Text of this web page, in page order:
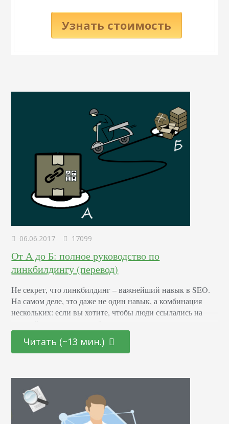
Узнать стоимость
06.06.2017 17099
От А до Б: полное руководство по
линкбилдингу (перевод)
Не секрет, что линкбилдинг – важнейший навык в SEO.
На самом деле, это даже не один навык, а комбинация
нескольких: если вы хотите, чтобы люди ссылались на
программировании, психологии, а главное, маркетинге. В
итоге: если вы хотите привлечь больше трафика из
Читать (~13 мин.)